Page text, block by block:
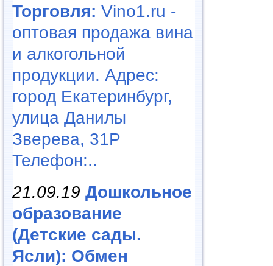
Торговля: Vino1.ru -
оптовая продажа вина
и алкогольной
продукции. Адрес:
город Екатеринбург,
улица Данилы
Зверева, 31Р
Телефон:..
21.09.19 Дошкольное
образование
(Детские сады.
Ясли): Обмен